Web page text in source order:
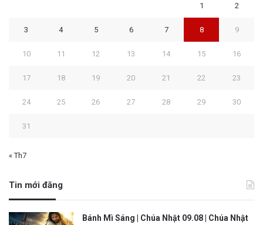
1 2
3 4 5 6 7 8 9
10 11 12 13 14 15 16
17 18 19 20 21 22 23
24 25 26 27 28 29 30
31
« Th7
Tin mới đăng
Bánh Mì Sáng | Chúa Nhật 09.08 | Chúa Nhật